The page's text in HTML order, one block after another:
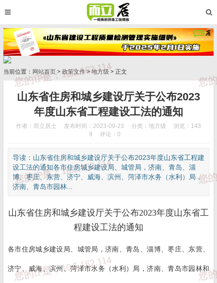
当前位置： 网站首页 > 政策文件>地方级 > 正文
山东省住房和城乡建设厅关于公布2023
年度山东省工程建设工法的通知
作者：而立居士 发布时间：2023-09-23 分类： 地方级
浏览：143
9
评论：0
导读：山东省住房和城乡建设厅关于公布2023年度山东省工程建
设工法的通知各市住房城乡建设局、城管局，济南、青岛、淄
博、枣庄、东营、济宁、威海、滨州、菏泽市水务（水利）局，
济南、青岛市园林...
山东省住房和城乡建设厅关于公布2023年度山东省工
程建设工法的通知
各市住房城乡建设局、城管局，济南、青岛、淄博、枣庄、东营、
济宁、威海、滨州、菏泽市水务（水利）局，济南、青岛市园林和